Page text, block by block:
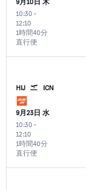
10:30 -
12:10
直行便
1時間40分
HIJ ICN
9月23日 水
10:30 -
12:10
直行便
1時間40分